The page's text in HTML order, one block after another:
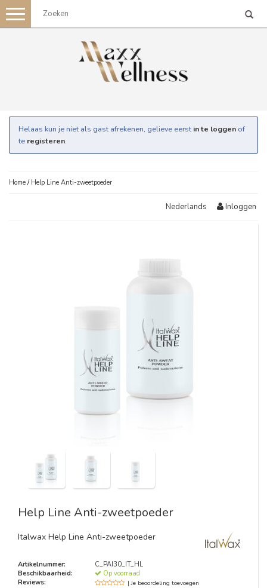
Toggle
navigation
Helaas kun je niet als gast afrekenen, gelieve eerst in te loggen of
te registeren.
Home / Help Line Anti-zweetpoeder
Nederlands Inloggen
Help Line Anti-zweetpoeder
Italwax Help Line Anti-zweetpoeder
Artikelnummer:
C_PAI30_IT_HL
Beschikbaarheid:
Op voorraad
Reviews:
| Je beoordeling toevoegen